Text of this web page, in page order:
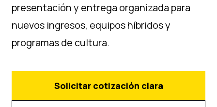
presentación y entrega organizada para
nuevos ingresos, equipos híbridos y
programas de cultura.
Solicitar cotización clara